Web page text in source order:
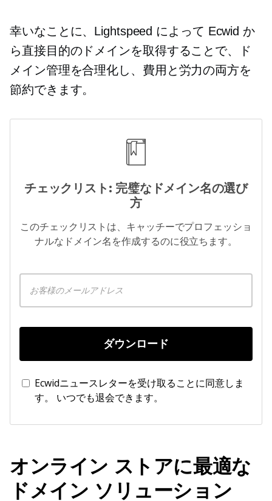
幸いなことに、Lightspeed によって Ecwid か
ら直接目的のドメインを取得することで、ド
メイン管理を合理化し、費用と労力の両方を
節約できます。
チェックリスト: 完璧なドメイン名の選び
方
このチェックリストは、キャッチーでプロフェッショ
ナルなドメイン名を作成するのに役立ちます。
ダウンロード
Ecwidニュースレターを受け取ることに同意しま
す。 いつでも退会できます。
オンライン ストアに最適な
ドメイン ソリューション